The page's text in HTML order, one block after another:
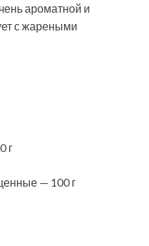
ароматной и
с жареными
г
— 100 г